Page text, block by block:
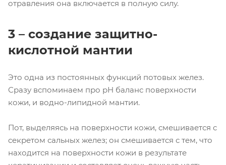
отравления она включается в полную силу.
3 – создание защитно-
кислотной мантии
Это одна из постоянных функций потовых желез.
Сразу вспоминаем про рН баланс поверхности
кожи, и водно-липидной мантии.
Пот, выделяясь на поверхности кожи, смешивается с
секретом сальных желез; он смешивается с тем, что
находится на поверхности кожи в результате